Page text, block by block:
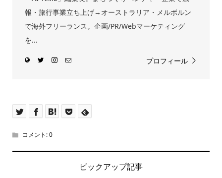
報・旅行事業立ち上げ→オーストラリア・メルボルン
で海外フリーランス。企画/PR/Webマーケティング
を...
プロフィール
コメント:0
ピックアップ記事